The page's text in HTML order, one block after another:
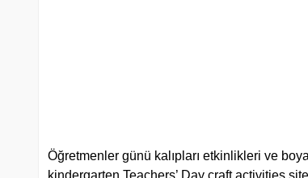
Öğretmenler günü kalıpları etkinlikleri ve
kindergarten Teachers’ Day craft activities